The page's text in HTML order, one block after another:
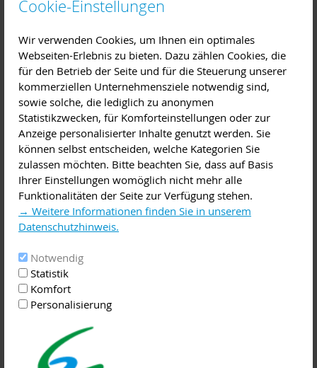
Cookie-Einstellungen
Wir verwenden Cookies, um Ihnen ein optimales
Webseiten-Erlebnis zu bieten. Dazu zählen Cookies, die
für den Betrieb der Seite und für die Steuerung unserer
kommerziellen Unternehmensziele notwendig sind,
sowie solche, die lediglich zu anonymen
Statistikzwecken, für Komforteinstellungen oder zur
Anzeige personalisierter Inhalte genutzt werden. Sie
können selbst entscheiden, welche Kategorien Sie
zulassen möchten. Bitte beachten Sie, dass auf Basis
Ihrer Einstellungen womöglich nicht mehr alle
Funktionalitäten der Seite zur Verfügung stehen.
→ Weitere Informationen finden Sie in unserem
Datenschutzhinweis.
Notwendig
Statistik
Komfort
Personalisierung
Organisationsabläufen, Produktion, Vertrieb und
Beratung
Diese Veranstaltung im iCal-Format speichern
Jeden 3. Mittwoch im Monat bieten ehemalige
Wirtschaftsexperten Existenzgründern und mittelständischen
Unternehmen honorarfreie Beratung an. Auch die
Existenzsicherung und die Unternehmensnachfolge sind
Themen der Sprechtage. Die Unternehmersprechtage werden
ab sofort wieder in persönlichen Gesprächen unter den
entsprechenden Sicherheits- und Hygieneregeln fortgeführt.
Die jeweils einstündigen Beratungsgespräche finden im
ZENTEC GmbH in Großwallstadt statt.
Anmeldung: Bitte über die Homepage der ZENTEC GmbH
www.zentec.de
ZENTEC GmbH